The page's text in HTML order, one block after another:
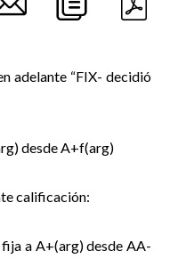
adelante “FIX- decidió
desde A+f(arg)
calificación:
a A+(arg) desde AA-